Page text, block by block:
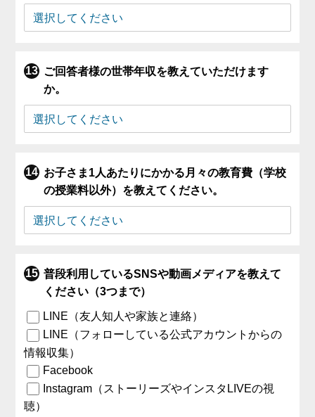
ご回答者様の世帯年収を教えていただけます
か。
お子さま1人あたりにかかる月々の教育費（学校
の授業料以外）を教えてください。
普段利用しているSNSや動画メディアを教えて
ください（3つまで）
LINE（友人知人や家族と連絡）
LINE（フォローしている公式アカウントからの
情報収集）
Facebook
Instagram（ストーリーズやインスタLIVEの視
聴）